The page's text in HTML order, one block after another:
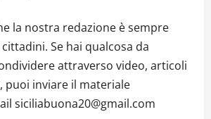
la nostra redazione è sempre
Se hai qualcosa da
attraverso video, articoli
puoi inviare il materiale
siciliabuona20@gmail.com